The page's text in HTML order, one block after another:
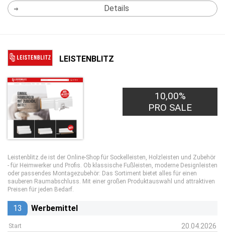
Details
LEISTENBLITZ
10,00%
PRO SALE
Leistenblitz.de ist der Online-Shop für Sockelleisten, Holzleisten und Zubehör
- für Heimwerker und Profis. Ob klassische Fußleisten, moderne Designleisten
oder passendes Montagezubehör: Das Sortiment bietet alles für einen
sauberen Raumabschluss. Mit einer großen Produktauswahl und attraktiven
Preisen für jeden Bedarf.
13 Werbemittel
Start 20.04.2026